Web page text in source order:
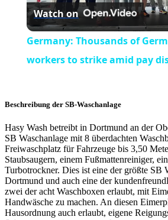
Watch on
Germany: Thousands of
workers to strike amid pay
Beschreibung der SB-Waschanlage
Hasy Wash betreibt in Dortmund an der
SB Waschanlage mit 8 überdachten
Freiwaschplatz für Fahrzeuge bis 3,50
Staubsaugern, einem Fußmattenreiniger,
Turbotrockner. Dies ist eine der größte SB
Dortmund und auch eine der
zwei der acht Waschboxen erlaubt, mit
Handwäsche zu machen. An diesen
Hausordnung auch erlaubt, eigene